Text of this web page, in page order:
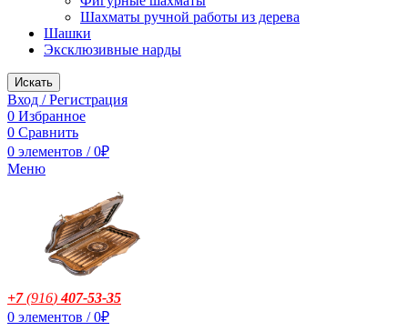
Шахматы ручной работы из дерева
Шашки
Эксклюзивные нарды
Искать
Вход / Регистрация
0 Избранное
0 Сравнить
0 элементов / 0₽
Меню
+7(916)407-53-35
0 элементов / 0₽